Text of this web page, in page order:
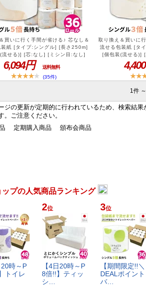
買いに行く手間が省ける♪ 芯なし＆
装紙 [タイプ:シングル] [長さ250m]
流せる)] [芯:なし] [ミシン目:なし]
] [3.5～5倍長持ち]【4日20時～P8
芯なし トイレットペーパー シン
5倍巻き 36ロール 個包装 イット
6,094円
送料無料
(35件)
取り換え＆買いに
流せる包装紙 [タ
[個包装(流せる)]
[スリム幅] [3倍長
Comfy 芯なし ト
150m 3倍巻き 36
せる包装紙 無漂
1件
ジの更新が定期的に行われているため、検索結
。ご注意ください。
品 定期購入商品 頒布会商品
ップの人気商品ランキング
時​～​P​
ト​イ​レ​
2位
【​4​日​2​0​時​～​P​
8​倍​!​!​】​テ​ィ​ッ​
シ​…
3位
【​期​間​限​定​!​!​＼​
D​E​A​L​ポ​イ​ン​ト​
バ​…